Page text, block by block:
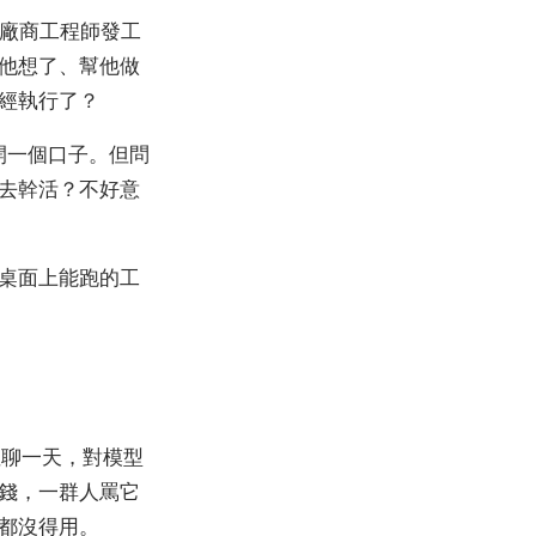
商工程師發工
想了、幫他做
執行了？
個口子。但問
幹活？不好意
面上能跑的工
一天，對模型
，一群人罵它
沒得用。